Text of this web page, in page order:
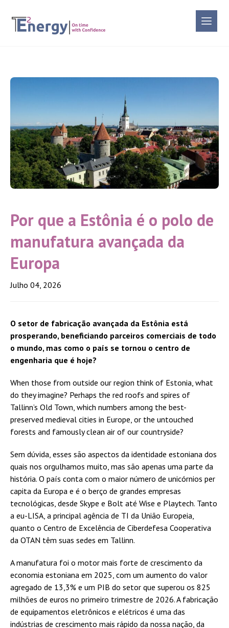
Por que a Estônia é o polo de
manufatura avançada da
Europa
Julho 04, 2026
O setor de fabricação avançada da Estônia está
prosperando, beneficiando parceiros comerciais de todo
o mundo, mas como o país se tornou o centro de
engenharia que é hoje?
When those from outside our region think of Estonia, what
do they imagine? Perhaps the red roofs and spires of
Tallinn’s Old Town, which numbers among the best-
preserved medieval cities in Europe, or the untouched
forests and famously clean air of our countryside?
Sem dúvida, esses são aspectos da identidade estoniana dos
quais nos orgulhamos muito, mas são apenas uma parte da
história. O país conta com o maior número de unicórnios per
capita da Europa e é o berço de grandes empresas
tecnológicas, desde Skype e Bolt até Wise e Playtech. Tanto
a eu-LISA, a principal agência de TI da União Europeia,
quanto o Centro de Excelência de Ciberdefesa Cooperativa
da OTAN têm suas sedes em Tallinn.
A manufatura foi o motor mais forte de crescimento da
economia estoniana em 2025, com um aumento do valor
agregado de 13,3% e um PIB do setor que superou os 825
milhões de euros no primeiro trimestre de 2026. A fabricação
de equipamentos eletrônicos e elétricos é uma das
indústrias de crescimento mais rápido da nossa nação, da